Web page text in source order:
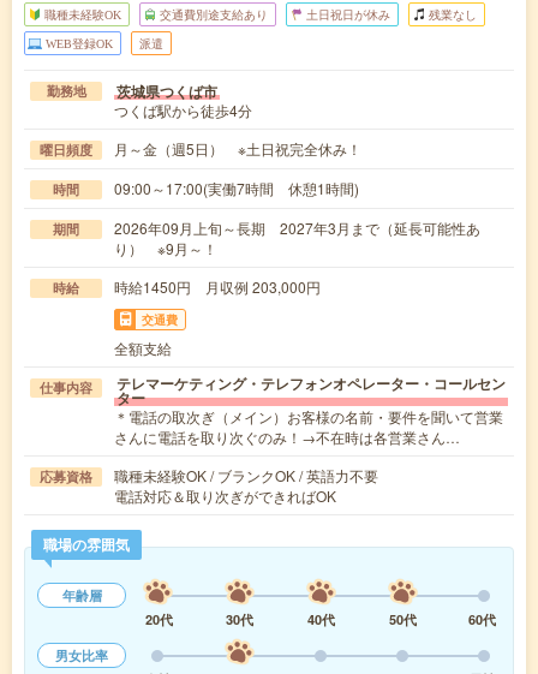
職種未経験OK 交通費別途支給あり 土日祝日が休み 残業なし
WEB登録OK 派遣
勤務地 茨城県つくば市
つくば駅から徒歩4分
曜日頻度 月～金（週5日） ※土日祝完全休み！
時間 09:00～17:00(実働7時間 休憩1時間)
期間
2026年09月上旬～長期 2027年3月まで（延長可能性あ
り） ※9月～！
時給 時給1450円 月収例 203,000円
交通費
全額支給
仕事内容 テレマーケティング・テレフォンオペレーター・コールセン
ター
＊電話の取次ぎ（メイン）お客様の名前・要件を聞いて営業
さんに電話を取り次ぐのみ！→不在時は各営業さん…
応募資格
職種未経験OK / ブランクOK / 英語力不要
電話対応＆取り次ぎができればOK
職場の雰囲気
年齢層
20代
30代 40代 50代
60代
男女比率